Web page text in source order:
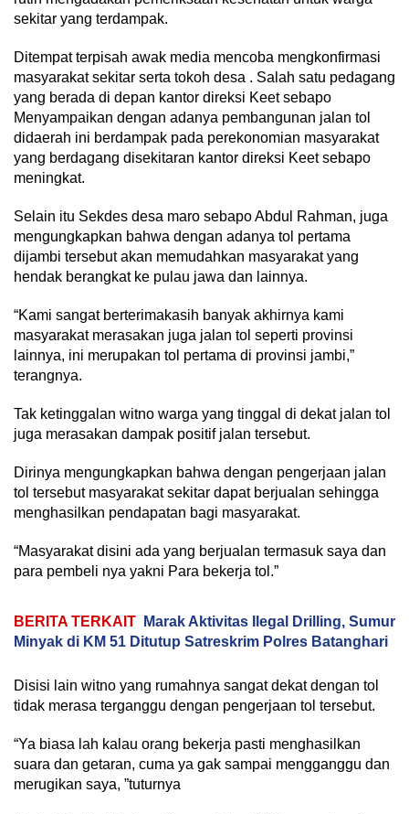
sekitar yang terdampak.
Ditempat terpisah awak media mencoba mengkonfirmasi
masyarakat sekitar serta tokoh desa . Salah satu pedagang
yang berada di depan kantor direksi Keet sebapo
Menyampaikan dengan adanya pembangunan jalan tol
didaerah ini berdampak pada perekonomian masyarakat
yang berdagang disekitaran kantor direksi Keet sebapo
meningkat.
Selain itu Sekdes desa maro sebapo Abdul Rahman, juga
mengungkapkan bahwa dengan adanya tol pertama
dijambi tersebut akan memudahkan masyarakat yang
hendak berangkat ke pulau jawa dan lainnya.
“Kami sangat berterimakasih banyak akhirnya kami
masyarakat merasakan juga jalan tol seperti provinsi
lainnya, ini merupakan tol pertama di provinsi jambi,”
terangnya.
Tak ketinggalan witno warga yang tinggal di dekat jalan tol
juga merasakan dampak positif jalan tersebut.
Dirinya mengungkapkan bahwa dengan pengerjaan jalan
tol tersebut masyarakat sekitar dapat berjualan sehingga
menghasilkan pendapatan bagi masyarakat.
“Masyarakat disini ada yang berjualan termasuk saya dan
para pembeli nya yakni Para bekerja tol.”
BERITA TERKAIT
Marak Aktivitas Ilegal Drilling, Sumur
Minyak di KM 51 Ditutup Satreskrim Polres Batanghari
Disisi lain witno yang rumahnya sangat dekat dengan tol
tidak merasa terganggu dengan pengerjaan tol tersebut.
“Ya biasa lah kalau orang bekerja pasti menghasilkan
suara dan getaran, cuma ya gak sampai mengganggu dan
merugikan saya, ”tuturnya